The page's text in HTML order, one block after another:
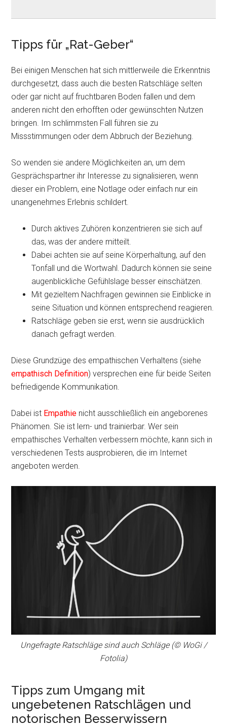
Tipps für „Rat-Geber“
Bei einigen Menschen hat sich mittlerweile die Erkenntnis
durchgesetzt, dass auch die besten Ratschläge selten
oder gar nicht auf fruchtbaren Boden fallen und dem
anderen nicht den erhofften oder gewünschten Nutzen
bringen. Im schlimmsten Fall führen sie zu
Missstimmungen oder dem Abbruch der Beziehung.
So wenden sie andere Möglichkeiten an, um dem
Gesprächspartner ihr Interesse zu signalisieren, wenn
dieser ein Problem, eine Notlage oder einfach nur ein
unangenehmes Erlebnis schildert.
Durch aktives Zuhören konzentrieren sie sich auf
das, was der andere mitteilt.
Dabei achten sie auf seine Körperhaltung, auf den
Tonfall und die Wortwahl. Dadurch können sie seine
augenblickliche Gefühlslage besser einschätzen.
Mit gezieltem Nachfragen gewinnen sie Einblicke in
seine Situation und können entsprechend reagieren.
Ratschläge geben sie erst, wenn sie ausdrücklich
danach gefragt werden.
Diese Grundzüge des empathischen Verhaltens (siehe
empathisch Definition) versprechen eine für beide Seiten
befriedigende Kommunikation.
Dabei ist Empathie nicht ausschließlich ein angeborenes
Phänomen. Sie ist lern- und trainierbar. Wer sein
empathisches Verhalten verbessern möchte, kann sich in
verschiedenen Tests ausprobieren, die im Internet
angeboten werden.
Ungefragte Ratschläge sind auch Schläge (© WoGi /
Fotolia)
Tipps zum Umgang mit
ungebetenen Ratschlägen und
notorischen Besserwissern